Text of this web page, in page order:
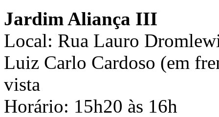
Jardim Aliança III
Local: Rua Lauro
Luiz Carlo Cardoso (em
vista
Horário: 15h20 às 16h